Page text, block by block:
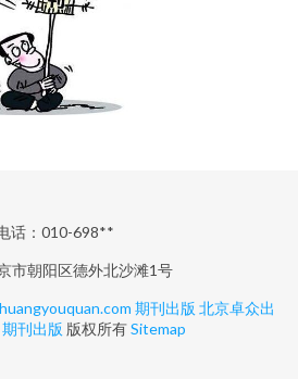
话：010-698**
市朝阳区德外北沙滩1号
期刊出版 北京卓众出
期刊出版 版权所有Sitemap